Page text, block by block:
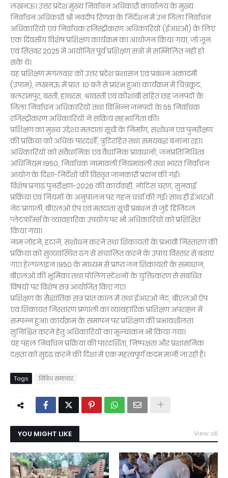
लखनऊ। उत्तर प्रदेश मुख्य निर्वाचन अधिकारी कार्यालय के मुख्य
निर्वाचन अधिकारी श्री नवदीप रिणवा के निर्देशन में उन जिला निर्वाचन
अधिकारियों एवं निर्वाचक रजिस्ट्रीकरण अधिकारियों (ईआरओ) के लिए
एक दिवसीय विशेष प्रशिक्षण कार्यक्रम का आयोजन किया गया, जो जून
एवं सितंबर 2025 में आयोजित पूर्व प्रशिक्षण सत्रों में सम्मिलित नहीं हो
सके थे।
यह प्रशिक्षण मंगलवार को उत्तर प्रदेश प्रशासन एवं प्रबंधन अकादमी
(उपाम), लखनऊ में प्रातः 10 बजे से प्रारंभ हुआ। कार्यक्रम में चित्रकूट,
बलरामपुर, बस्ती, हाथरस, श्रावस्ती एवं कौशांबी सहित छह जनपदों के
जिला निर्वाचन अधिकारियों तथा विभिन्न जनपदों के 55 निर्वाचक
रजिस्ट्रीकरण अधिकारियों ने सक्रिय सहभागिता की।
प्रशिक्षण का मुख्य उद्देश्य मतदाता सूची के निर्माण, संशोधन एवं पुनरीक्षण
की प्रक्रिया को अधिक पारदर्शी, त्रुटिरहित तथा समयबद्ध बनाना रहा।
अधिकारियों को संवैधानिक एवं वैधानिक प्रावधानों, जनप्रतिनिधित्व
अधिनियम 1950, निर्वाचक नामावली नियमावली तथा भारत निर्वाचन
आयोग के दिशा-निर्देशों की विस्तृत जानकारी प्रदान की गई।
विशेष प्रगाढ़ पुनरीक्षण-2026 की कार्यवाही, नोटिस चरण, सुनवाई
प्रक्रिया एवं नियमों के अनुपालन पर गहन चर्चा की गई। साथ ही ईआरओ
नेट प्रणाली, बीएलओ ऐप एवं मतदाता सूची प्रबंधन से जुड़े डिजिटल
प्लेटफॉर्म्स के व्यावहारिक उपयोग पर भी अधिकारियों को प्रशिक्षित
किया गया।
नाम जोड़ने, हटाने, संशोधन करने तथा शिकायतों के प्रभावी निस्तारण की
प्रक्रिया को सुव्यवस्थित ढंग से संचालित करने के उपाय विस्तार से बताए
गए। हेल्पलाइन 1950 के माध्यम से प्राप्त जन शिकायतों के समाधान,
बीएलओ की भूमिका तथा पोलिंग स्टेशनों के युक्तिकरण से संबंधित
विषयों पर विशेष सत्र आयोजित किए गए।
प्रशिक्षण के सैद्धांतिक सत्र प्रातःकाल में तथा ईआरओ नेट, बीएलओ ऐप
एवं शिकायत निस्तारण प्रणाली का व्यावहारिक प्रशिक्षण अपराह्न में
सम्पन्न हुआ। कार्यक्रम के समापन पर प्रशिक्षण की प्रभावशीलता
सुनिश्चित करने हेतु अधिकारियों का मूल्यांकन भी किया गया।
यह पहल निर्वाचन प्रक्रिया की पारदर्शिता, निष्पक्षता और प्रशासनिक
दक्षता को सुदृढ़ करने की दिशा में एक महत्वपूर्ण कदम मानी जा रही है।
Tags विविध समाचार
YOU MIGHT LIKE View all